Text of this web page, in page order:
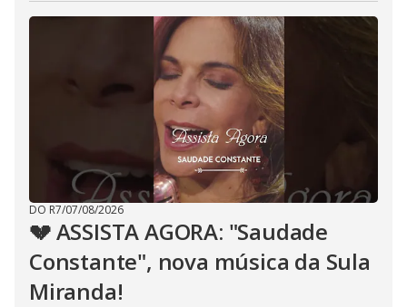
DO R7/07/08/2026
💔 ASSISTA AGORA: "Saudade
Constante", nova música da Sula
Miranda!